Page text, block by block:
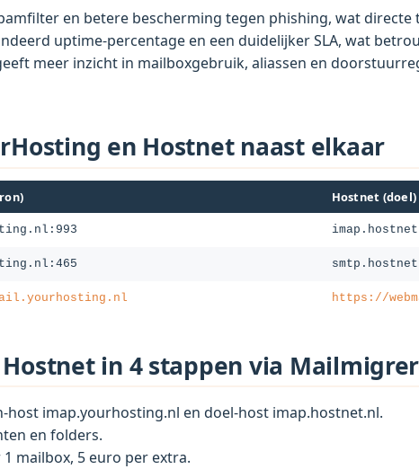
en betere bescherming tegen phishing, wat
uptime-percentage en een duidelijker SLA, wat
meer inzicht in mailboxgebruik, aliassen en
en Hostnet naast elkaar
Hostnet (doel)
https://
in 4 stappen via
host imap.yourhosting.nl en doel-host imap.hostnet.nl.
en folders.
mailbox, 5 euro per extra.